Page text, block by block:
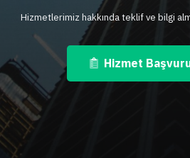
Hizmetlerimiz hakkında teklif ve bilgi
Hizmet